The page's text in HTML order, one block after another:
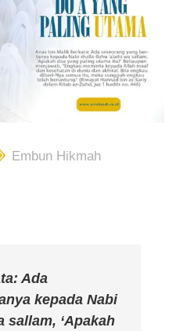
Embun Hikmah
: Ada
kepada Nabi
sallam, ‘Apakah